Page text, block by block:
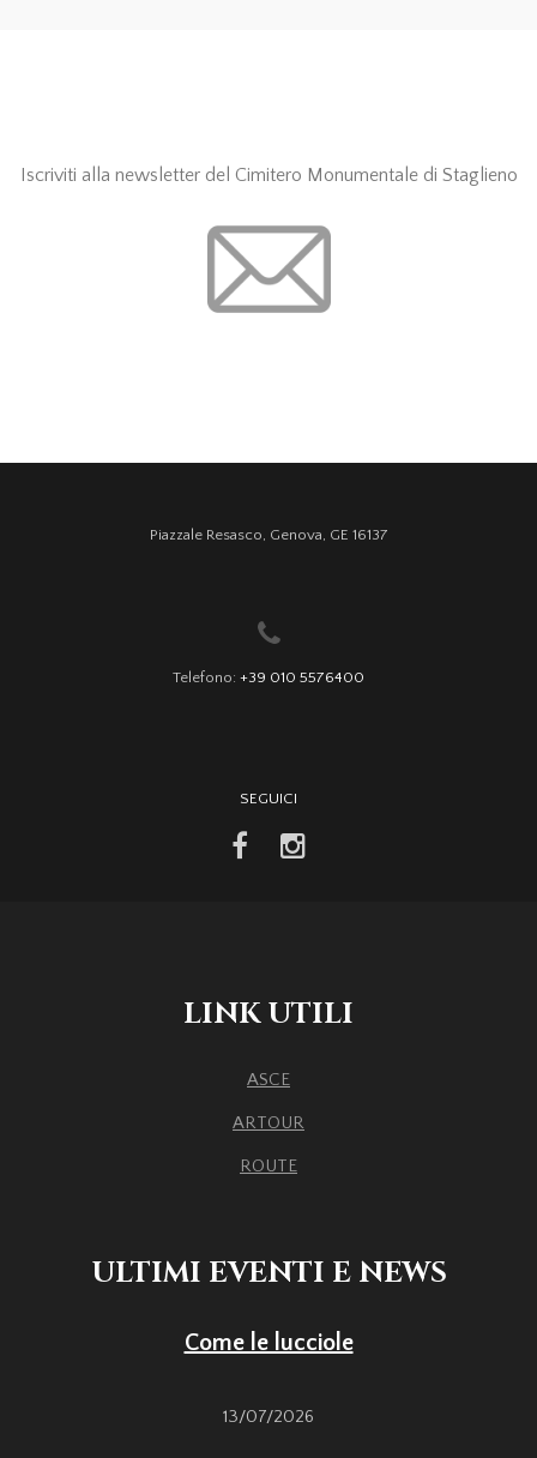
Iscriviti alla newsletter del Cimitero Monumentale di Staglieno
Piazzale Resasco, Genova, GE 16137
Telefono: +39 010 5576400
SEGUICI
facebookinstagram
LINK UTILI
ASCE
ARTOUR
ROUTE
ULTIMI EVENTI E NEWS
Come le lucciole
13/07/2026